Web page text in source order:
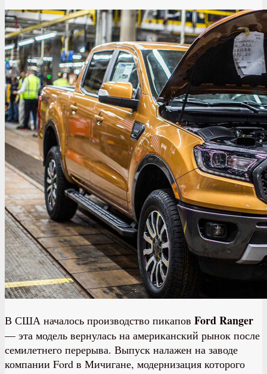
В США началось производство пикапов Ford Ranger
— эта модель вернулась на американский рынок после
семилетнего перерыва. Выпуск налажен на заводе
компании Ford в Мичигане, модернизация которого